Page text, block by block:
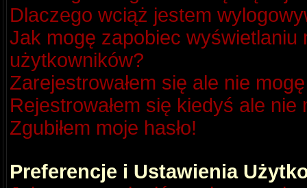
Dlaczego wciąż jestem
Jak mogę zapobiec
użytkowników?
Zarejestrowałem się ale nie
Rejestrowałem się kiedyś ale
Zgubiłem moje hasło!
Preferencje i Ustawienia